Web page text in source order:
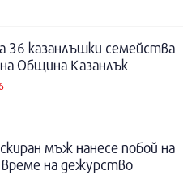
36 казанлъшки семейства
Община Казанлък
мъж нанесе побой на
на дежурство